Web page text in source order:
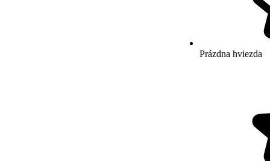
Prázdna hviezda